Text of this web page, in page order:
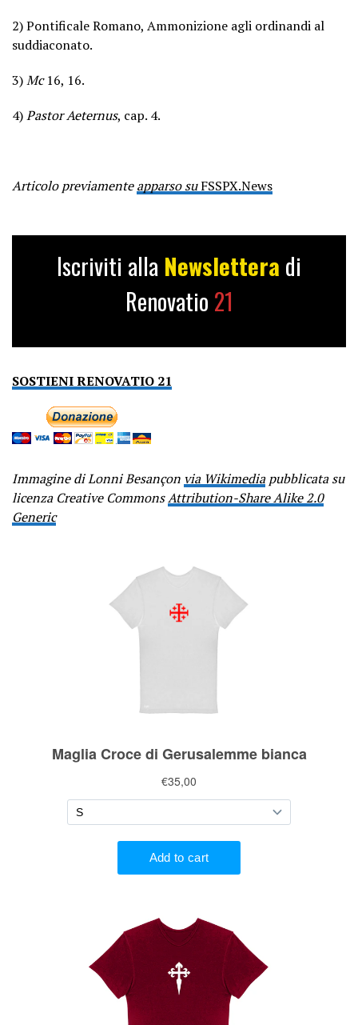
2) Pontificale Romano, Ammonizione agli ordinandi al
suddiaconato.
3)Mc16, 16.
4)Pastor Aeternus, cap. 4.
Articolo previamenteapparso suFSSPX.News
Iscriviti alla Newslettera di
Renovatio 21
SOSTIENI RENOVATIO 21
Immagine di Lonni Besançon via Wikimediapubblicata su
licenza Creative CommonsAttribution-Share Alike 2.0
Generic